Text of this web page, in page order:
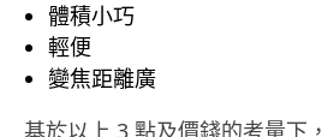
體積小巧
輕便
變焦距離廣